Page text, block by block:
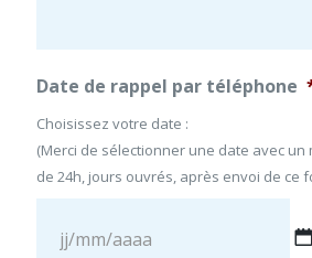
Date de rappel par téléphone
Choisissez votre date :
(Merci de sélectionner une date avec un
de 24h, jours ouvrés, après envoi de ce